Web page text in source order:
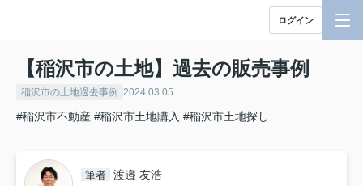
ログイン
【稲沢市の土地】過去の販売事例
稲沢市の土地過去事例 2024.03.05
#稲沢市不動産 #稲沢市土地購入 #稲沢市土地探し
筆者 渡邉 友浩